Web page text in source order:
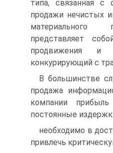
типа, связанная с
продажи нечистых
материального
представляет
продвижения и
конкурирующий с
В большинстве
продажа
компании
постоянные
необходимо в
привлечь